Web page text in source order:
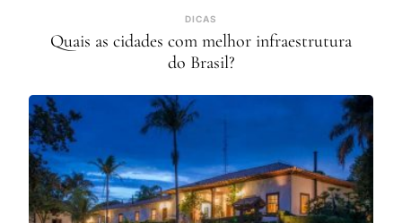
DICAS
Quais as cidades com melhor infraestrutura
do Brasil?